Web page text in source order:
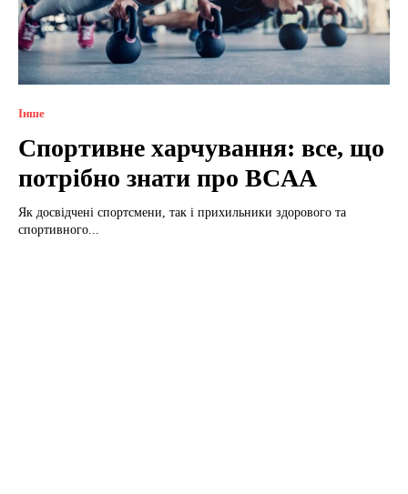
Інше
Спортивне харчування: все, що
потрібно знати про BCAA
Як досвідчені спортсмени, так і прихильники здорового та
спортивного...